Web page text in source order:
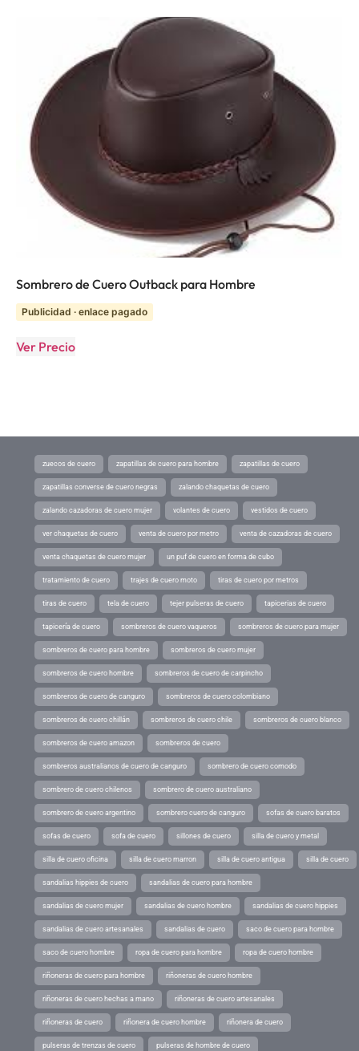
Sombrero de Cuero Outback para Hombre
Publicidad · enlace pagado
Ver Precio
zuecos de cuero zapatillas de cuero para hombre zapatillas de cuero
zapatillas converse de cuero negras zalando chaquetas de cuero
zalando cazadoras de cuero mujer volantes de cuero vestidos de cuero
ver chaquetas de cuero venta de cuero por metro venta de cazadoras de cuero
venta chaquetas de cuero mujer un puf de cuero en forma de cubo
tratamiento de cuero trajes de cuero moto tiras de cuero por metros
tiras de cuero tela de cuero tejer pulseras de cuero tapicerias de cuero
tapicería de cuero sombreros de cuero vaqueros sombreros de cuero para mujer
sombreros de cuero para hombre sombreros de cuero mujer
sombreros de cuero hombre sombreros de cuero de carpincho
sombreros de cuero de canguro sombreros de cuero colombiano
sombreros de cuero chillán sombreros de cuero chile sombreros de cuero blanco
sombreros de cuero amazon sombreros de cuero
sombreros australianos de cuero de canguro sombrero de cuero comodo
sombrero de cuero chilenos sombrero de cuero australiano
sombrero de cuero argentino sombrero cuero de canguro sofas de cuero baratos
sofas de cuero sofa de cuero sillones de cuero silla de cuero y metal
silla de cuero oficina silla de cuero marron silla de cuero antigua silla de cuero
sandalias hippies de cuero sandalias de cuero para hombre
sandalias de cuero mujer sandalias de cuero hombre sandalias de cuero hippies
sandalias de cuero artesanales sandalias de cuero saco de cuero para hombre
saco de cuero hombre ropa de cuero para hombre ropa de cuero hombre
riñoneras de cuero para hombre riñoneras de cuero hombre
riñoneras de cuero hechas a mano riñoneras de cuero artesanales
riñoneras de cuero riñonera de cuero hombre riñonera de cuero
pulseras de trenzas de cuero pulseras de hombre de cuero